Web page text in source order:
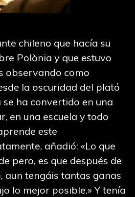
chileno que hacía su
Polònia y que estuvo
observando como
la oscuridad del plató
se ha convertido en una
en una escuela y todo
este
añadió: «Lo que
pero, es que después de
aun tengáis tantas ganas
lo mejor posible.» Y tenía